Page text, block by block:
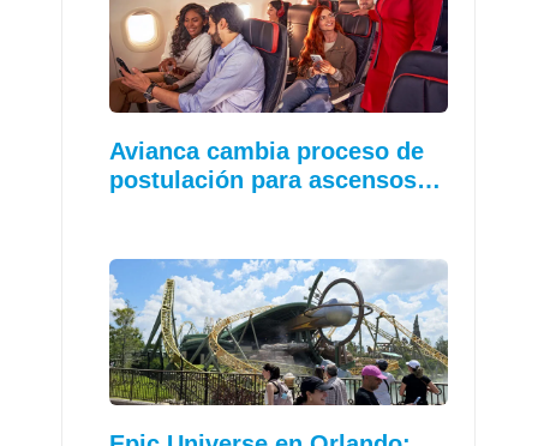
Avianca cambia proceso de
postulación para ascensos…